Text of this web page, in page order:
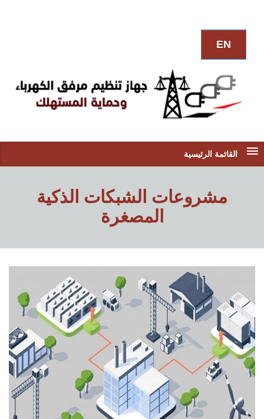
EN
القائمة الرئيسية
مشروعات الشبكات الذكية
المصغرة